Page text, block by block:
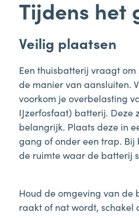
Tijdens het
Veilig plaatsen
Een thuisbatterij vraagt
de manier van aansluiten.
voorkom je overbelasting
IJzerfosfaat) batterij.
belangrijk. Plaats deze in
gang of onder een trap.
de ruimte waar de batterij
Houd de omgeving van de
raakt of nat wordt,